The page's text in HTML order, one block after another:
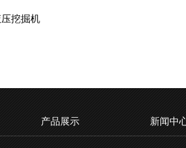
挖掘机
产品展示 新闻中